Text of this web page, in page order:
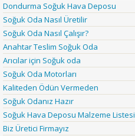
Dondurma Soğuk Hava Deposu
Soğuk Oda Nasıl Üretilir
Soğuk Oda Nasıl Çalışır?
Anahtar Teslim Soğuk Oda
Arıcılar için Soğuk oda
Soğuk Oda Motorları
Kaliteden Ödün Vermeden
Soğuk Odanız Hazır
Soğuk Hava Deposu Malzeme Listesi
Biz Üretici Firmayız